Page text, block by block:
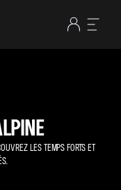
LES TEMPS FORTS ET